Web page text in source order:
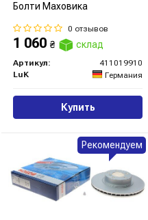
Болти Маховика
0 отзывов
1 060 ₴ склад
Артикул:
411019910
LuK
Германия
Купить
Рекомендуем